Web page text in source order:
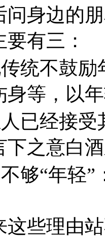
问身边的
有三：
统不鼓励
身等，以
已经接受
下之意白
够“年轻”
这些理由